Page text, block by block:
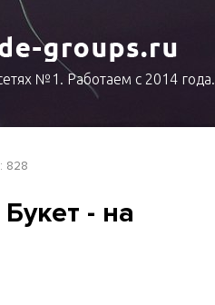
№1. Работаем с 2014 года.
828
- на